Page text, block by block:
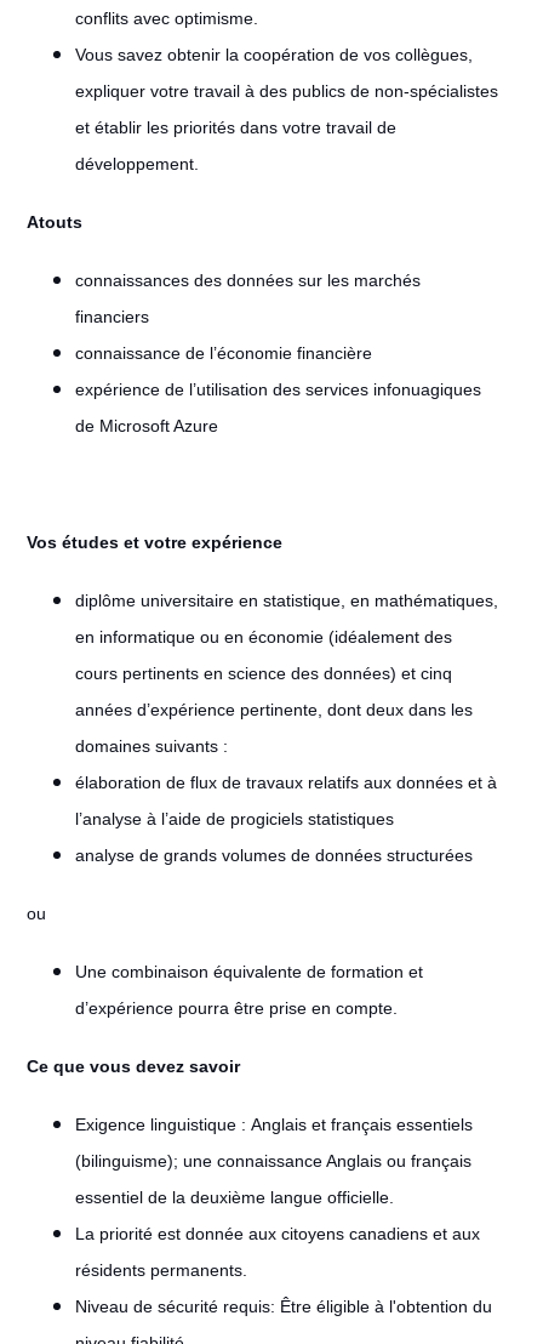
conflits avec optimisme.
Vous savez obtenir la coopération de vos collègues,
expliquer votre travail à des publics de non-spécialistes
et établir les priorités dans votre travail de
développement.
Atouts
connaissances des données sur les marchés
financiers
connaissance de l’économie financière
expérience de l’utilisation des services infonuagiques
de Microsoft Azure
Vos études et votre expérience
diplôme universitaire en statistique, en mathématiques,
en informatique ou en économie (idéalement des
cours pertinents en science des données) et cinq
années d’expérience pertinente, dont deux dans les
domaines suivants :
élaboration de flux de travaux relatifs aux données et à
l’analyse à l’aide de progiciels statistiques
analyse de grands volumes de données structurées
ou
Une combinaison équivalente de formation et
d’expérience pourra être prise en compte.
Ce que vous devez savoir
Exigence linguistique : Anglais et français essentiels
(bilinguisme); une connaissance Anglais ou français
essentiel de la deuxième langue officielle.
La priorité est donnée aux citoyens canadiens et aux
résidents permanents.
Niveau de sécurité requis: Être éligible à l'obtention du